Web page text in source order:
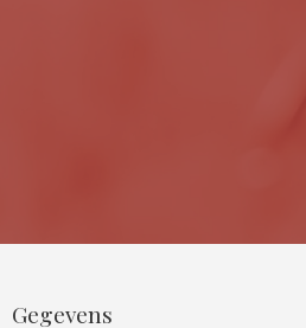
Gegevens